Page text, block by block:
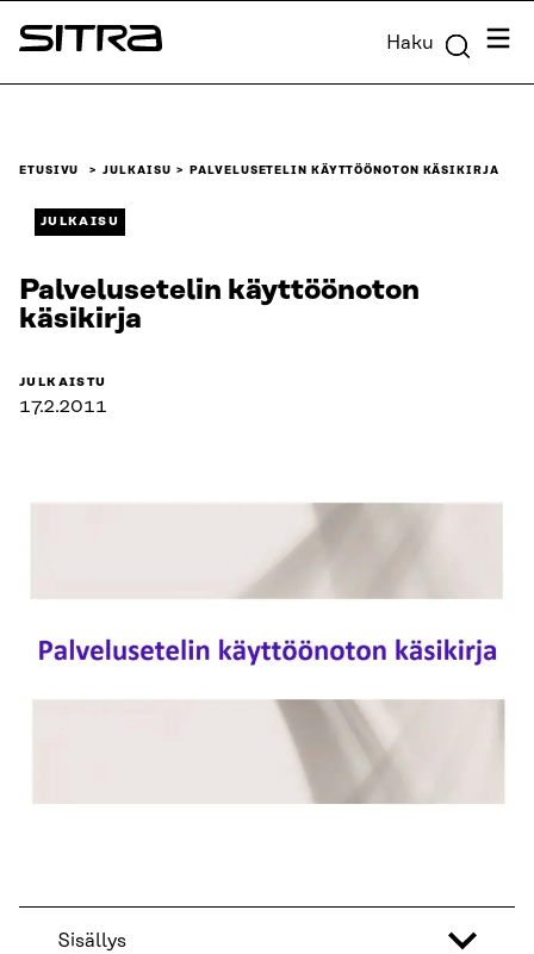
Siirry
suoraan
Sitra Haku
ETUSIVU JULKAISU PALVELUSETELIN KÄYTTÖÖNOTON KÄSIKIRJA
JULKAISU
Palvelusetelin käyttöönoton
käsikirja
JULKAISTU
17.2.2011
Sisällys